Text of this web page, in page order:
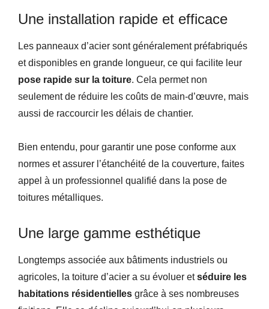
Une installation rapide et efficace
Les panneaux d’acier sont généralement préfabriqués
et disponibles en grande longueur, ce qui facilite leur
pose rapide sur la toiture. Cela permet non
seulement de réduire les coûts de main-d’œuvre, mais
aussi de raccourcir les délais de chantier.
Bien entendu, pour garantir une pose conforme aux
normes et assurer l’étanchéité de la couverture, faites
appel à un professionnel qualifié dans la pose de
toitures métalliques.
Une large gamme esthétique
Longtemps associée aux bâtiments industriels ou
agricoles, la toiture d’acier a su évoluer etséduire les
habitations résidentielles grâce à ses nombreuses